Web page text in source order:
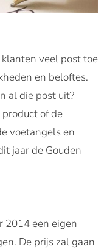
veel post toe
en beloftes.
al die post uit?
of de
voetangels en
jaar de Gouden
2014 een eigen
De prijs zal gaan